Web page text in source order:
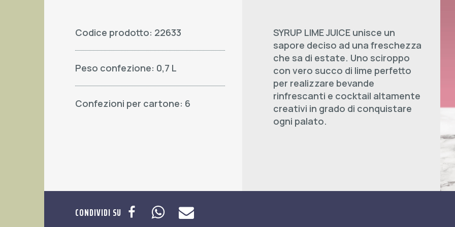
Codice prodotto: 22633
Peso confezione: 0,7 L
Confezioni per cartone: 6
SYRUP LIME JUICE unisce un
sapore deciso ad una freschezza
che sa di estate. Uno sciroppo
con vero succo di lime perfetto
per realizzare bevande
rinfrescanti e cocktail altamente
creativi in grado di conquistare
ogni palato.
CONDIVIDI SU